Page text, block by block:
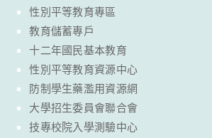
性別平等教育專區
教育儲蓄專戶
十二年國民基本教育
性別平等教育資源中心
防制學生藥濫用資源網
大學招生委員會聯合會
技專校院入學測驗中心